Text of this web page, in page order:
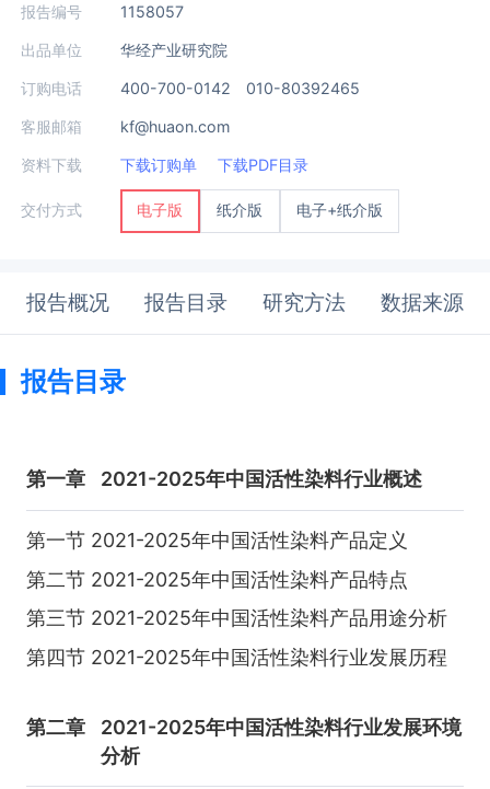
报告编号 1158057
出品单位 华经产业研究院
订购电话 400-700-0142 010-80392465
客服邮箱 kf@huaon.com
资料下载 下载订购单 下载PDF目录
交付方式 电子版 纸介版 电子+纸介版
报告概况 报告目录 研究方法 数据来源
报告目录
第一章 2021-2025年中国活性染料行业概述
第一节 2021-2025年中国活性染料产品定义
第二节 2021-2025年中国活性染料产品特点
第三节 2021-2025年中国活性染料产品用途分析
第四节 2021-2025年中国活性染料行业发展历程
第二章
2021-2025年中国活性染料行业发展环境
分析